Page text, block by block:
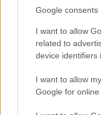
Google consents
I want to allow
related to
device identifiers
I want to allow
Google for
festa della
perseguitava e
in sfregio ad ogni
che — come ha
Auschwitz — ha